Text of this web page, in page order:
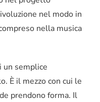
nel modo in
nella musica
un semplice
È il mezzo con cui le
prendono forma. Il